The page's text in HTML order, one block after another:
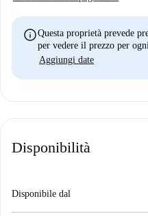
infoQuesta proprietà prevede
per vedere il prezzo per ogni
Aggiungi date
Disponibilità
Disponibile dal